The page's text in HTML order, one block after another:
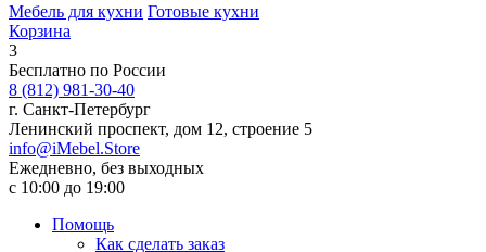
Мебель для кухни Готовые кухни
Корзина
3
Бесплатно по России
8 (812) 981-30-40
г. Санкт-Петербург
Ленинский проспект, дом 12, строение 5
info@iMebel.Store
Ежедневно, без выходных
с 10:00 до 19:00
Помощь
Как сделать заказ